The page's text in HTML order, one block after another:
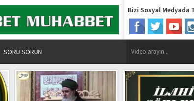
Bizi Sosyal Medyada
SORU SORUN